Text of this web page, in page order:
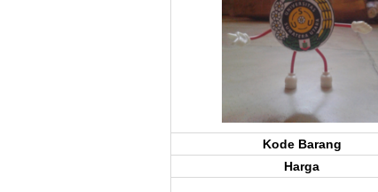
Kode Barang
Harga